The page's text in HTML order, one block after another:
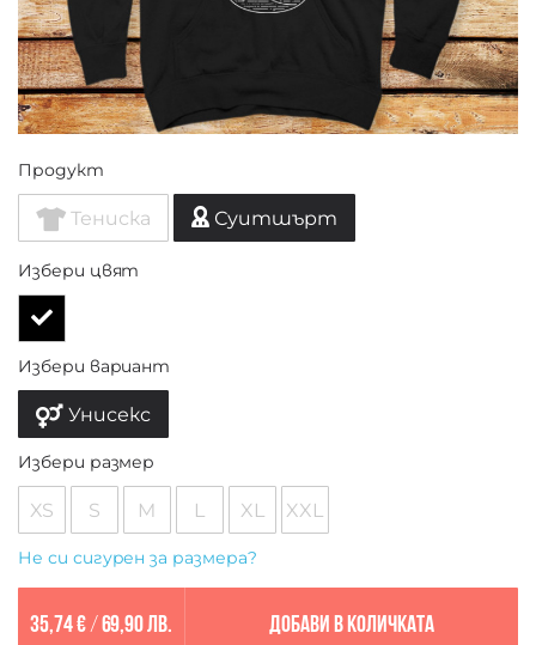
Продукт
Тениска Суитшърт
Избери цвят
Избери вариант
Унисекс
Избери размер
XS S M L XL XXL
Не си сигурен за размера?
35,74 €/ 69,90 лв. Добави в количката